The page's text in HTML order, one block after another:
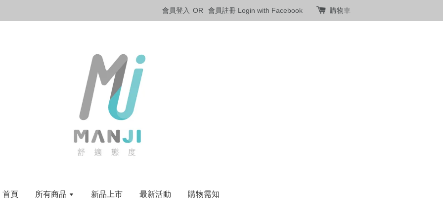
會員登入 OR 會員註冊 Login with Facebook 購物車
首頁 所有商品 新品上市 最新活動 購物需知